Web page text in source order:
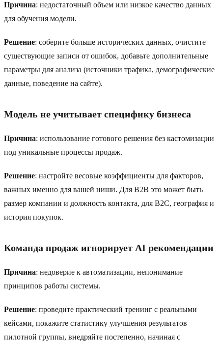
Причина: недостаточный объем или низкое качество данных
для обучения модели.
Решение: соберите больше исторических данных, очистите
существующие записи от ошибок, добавьте дополнительные
параметры для анализа (источники трафика, демографические
данные, поведение на сайте).
Модель не учитывает специфику бизнеса
Причина: использование готового решения без кастомизации
под уникальные процессы продаж.
Решение: настройте весовые коэффициенты для факторов,
важных именно для вашей ниши. Для B2B это может быть
размер компании и должность контакта, для B2C, география и
история покупок.
Команда продаж игнорирует AI рекомендации
Причина: недоверие к автоматизации, непонимание
принципов работы системы.
Решение: проведите практический тренинг с реальными
кейсами, покажите статистику улучшения результатов
пилотной группы, внедряйте постепенно, начиная с